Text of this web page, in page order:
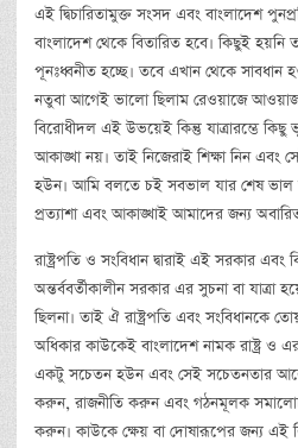
এই দ্বিচারিতামুক্ত সংসদ এবং বাংলাদেশ
বাংলাদেশ থেকে বিতারিত হবে। কিছুই
পূনঃধ্বনীত হচ্ছে। তবে এখান থেকে সাবধান
নতুবা আগেই ভালো ছিলাম রেওয়াজে
বিরোধীদল এই উভয়েই কিন্তু যাত্রারম্ভে কিছু
আকাঙ্খা নয়। তাই নিজেরাই শিক্ষা নিন এবং
হউন। আমি বলতে চই সবভাল যার শেষ ভাল
প্রত্যাশা এবং আকাঙ্খাই আমাদের জন্য
রাষ্ট্রপতি ও সংবিধান দ্বারাই এই সরকার
অন্তর্ববর্তীকালীন সরকার এর সুচনা বা
ছিলনা। তাই ঐ রাষ্ট্রপতি এবং সংবিধানকে
অধিকার কাউকেই বাংলাদেশ নামক রাষ্ট্র ও
একটু সচেতন হউন এবং সেই সচেতনতার
করুন, রাজনীতি করুন এবং গঠনমূলক
করুন। কাউকে ক্ষেয় বা দোষারূপের জন্য এই